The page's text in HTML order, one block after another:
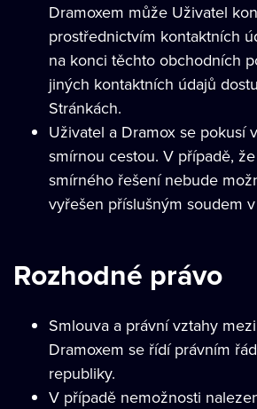
Dramoxem může Uživatel
prostřednictvím kontaktních
na konci těchto obchodních
jiných kontaktních údajů
Stránkách.
Uživatel a Dramox se pokusí
smírnou cestou. V případě,
smírného řešení nebude
vyřešen příslušným soudem
Rozhodné právo
Smlouva a právní vztahy
Dramoxem se řídí právním
republiky.
V případě nemožnosti